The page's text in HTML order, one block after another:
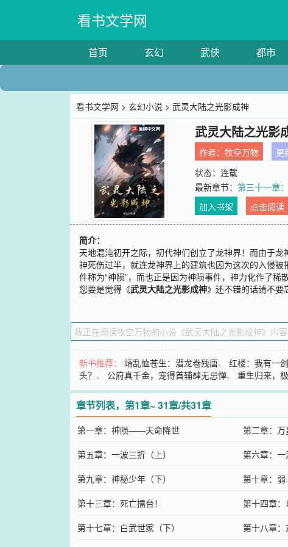
看书文学网
首页 玄幻 武侠 都市
看书文学网 >玄幻小说 > 武灵大陆之光影成神
武灵大陆之光影
作者：牧空万物 更
状态：连载
最新章节：第三十一章
加入书架
点击阅读
简介：
天地混沌初开之际，初代神们创立了龙神界！而由于
神死伤过半，就连龙神界上的建筑也因为这次的入侵
件称为“神陨”，而也正是因为神陨事件，神力化作了
您要是觉得《武灵大陆之光影成神》还不错的话请不要
新书推荐：靖乱恤苍生：潜龙卷残唐、红楼：我有一
头？ 、 公府真千金，宠得首辅肆无忌惮、重生归来，
章节列表，第1章~ 31章/共31章
第一章：神陨——天命降世 第二章：万
第五章：一波三折（上）
第六章：一
第九章：神秘少年（下）
第十章：
第十三章：死亡擂台！
第十四章
第十七章：白武世家（下）
第十八章：